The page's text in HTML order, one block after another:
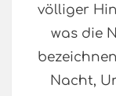
völliger
was die
Nacht,